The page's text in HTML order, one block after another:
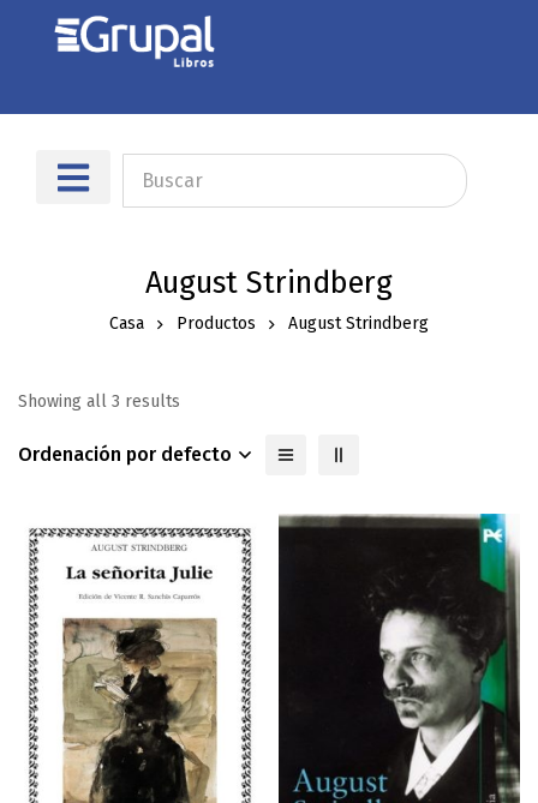
August Strindberg
Casa Productos August Strindberg
Showing all 3 results
Ordenación por defecto